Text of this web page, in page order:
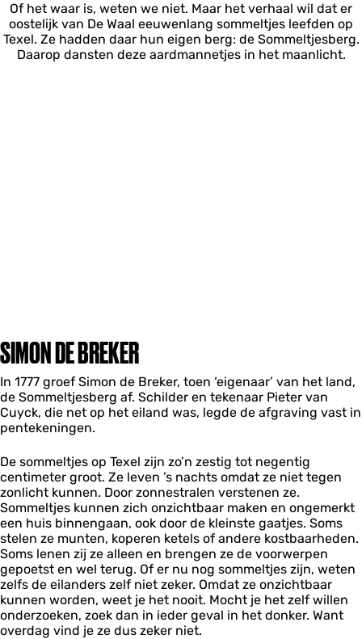
Of het waar is, weten we niet. Maar het verhaal wil dat er
oostelijk van De Waal eeuwenlang sommeltjes leefden op
Texel. Ze hadden daar hun eigen berg: de Sommeltjesberg.
Daarop dansten deze aardmannetjes in het maanlicht.
SIMON DE BREKER
In 1777 groef Simon de Breker, toen ‘eigenaar’ van het land,
de Sommeltjesberg af. Schilder en tekenaar Pieter van
Cuyck, die net op het eiland was, legde de afgraving vast in
pentekeningen.
De sommeltjes op Texel zijn zo’n zestig tot negentig
centimeter groot. Ze leven ’s nachts omdat ze niet tegen
zonlicht kunnen. Door zonnestralen verstenen ze.
Sommeltjes kunnen zich onzichtbaar maken en ongemerkt
een huis binnengaan, ook door de kleinste gaatjes. Soms
stelen ze munten, koperen ketels of andere kostbaarheden.
Soms lenen zij ze alleen en brengen ze de voorwerpen
gepoetst en wel terug. Of er nu nog sommeltjes zijn, weten
zelfs de eilanders zelf niet zeker. Omdat ze onzichtbaar
kunnen worden, weet je het nooit. Mocht je het zelf willen
onderzoeken, zoek dan in ieder geval in het donker. Want
overdag vind je ze dus zeker niet.